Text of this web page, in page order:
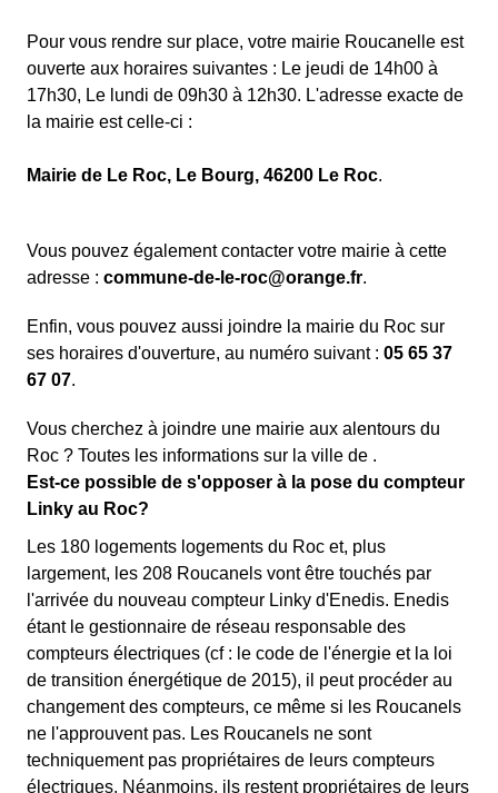
Pour vous rendre sur place, votre mairie Roucanelle est
ouverte aux horaires suivantes : Le jeudi de 14h00 à
17h30, Le lundi de 09h30 à 12h30. L'adresse exacte de
la mairie est celle-ci :
Mairie de Le Roc, Le Bourg, 46200 Le Roc.
Vous pouvez également contacter votre mairie à cette
adresse : commune-de-le-roc@orange.fr.
Enfin, vous pouvez aussi joindre la mairie du Roc sur
ses horaires d'ouverture, au numéro suivant : 05 65 37
67 07.
Vous cherchez à joindre une mairie aux alentours du
Roc ? Toutes les informations sur la ville de .
Est-ce possible de s'opposer à la pose du compteur
Linky au Roc?
Les 180 logements logements du Roc et, plus
largement, les 208 Roucanels vont être touchés par
l'arrivée du nouveau compteur Linky d'Enedis. Enedis
étant le gestionnaire de réseau responsable des
compteurs électriques (cf : le code de l'énergie et la loi
de transition énergétique de 2015), il peut procéder au
changement des compteurs, ce même si les Roucanels
ne l'approuvent pas. Les Roucanels ne sont
techniquement pas propriétaires de leurs compteurs
électriques. Néanmoins, ils restent propriétaires de leurs